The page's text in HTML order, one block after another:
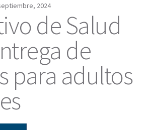
2024
de Salud
de
para adultos